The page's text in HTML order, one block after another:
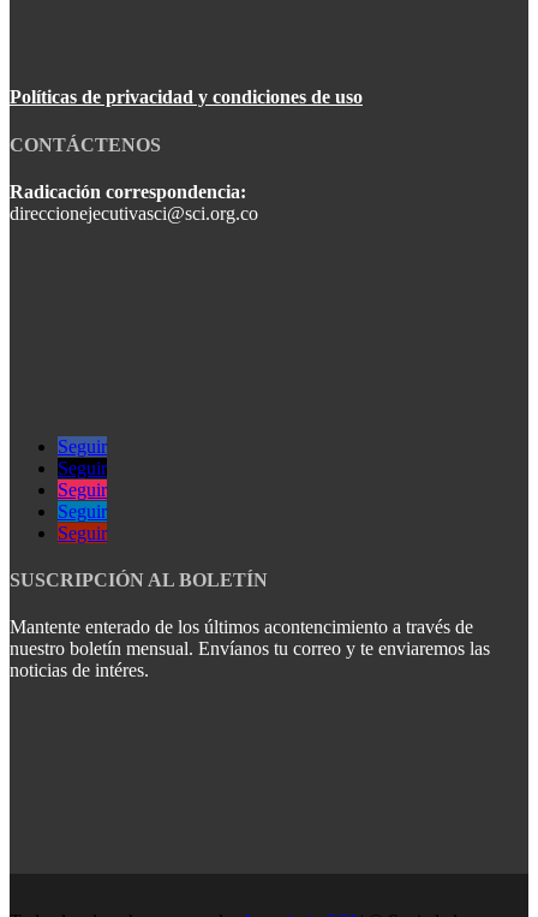
Políticas de privacidad y condiciones de uso
CONTÁCTENOS
Radicación correspondencia:
direccionejecutivasci@sci.org.co
Seguir
Seguir
Seguir
Seguir
Seguir
SUSCRIPCIÓN AL BOLETÍN
Mantente enterado de los últimos acontencimiento a través de
nuestro boletín mensual. Envíanos tu correo y te enviaremos las
noticias de intéres.